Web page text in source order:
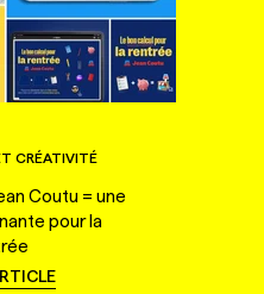
CRÉATIVITÉ
Coutu = une
pour la